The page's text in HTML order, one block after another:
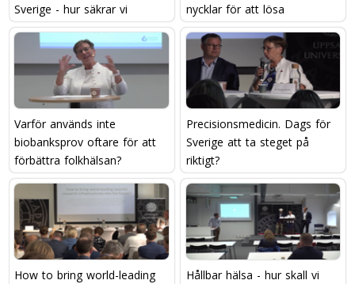
Sverige - hur säkrar vi
kompetensen?
nycklar för att lösa
framtidens utmaningar?
Varför används inte
biobanksprov oftare för att
förbättra folkhälsan?
Precisionsmedicin. Dags för
Sverige att ta steget på
riktigt?
How to bring world-leading
Hållbar hälsa - hur skall vi